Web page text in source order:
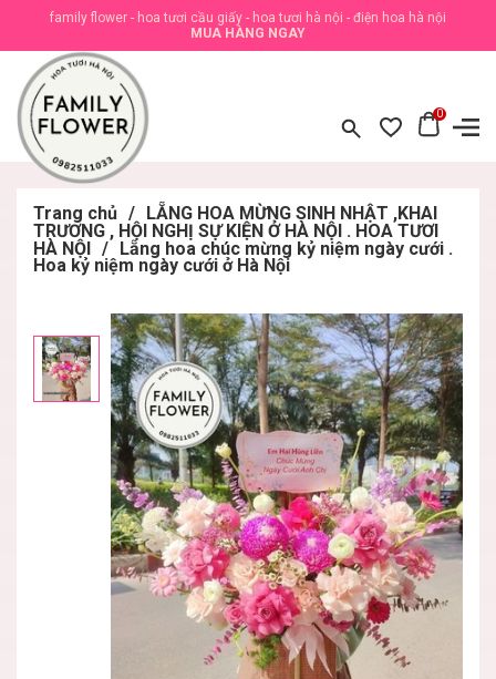
family flower - hoa tươi cầu giấy - hoa tươi hà nội - điện hoa hà nội
MUA HÀNG NGAY
0
Trang chủ / LẴNG HOA MỪNG SINH NHẬT ,KHAI
TRƯƠNG , HỘI NGHỊ SỰ KIỆN Ở HÀ NỘI . HOA TƯƠI
HÀ NỘI / Lẵng hoa chúc mừng kỷ niệm ngày cưới .
Hoa kỷ niệm ngày cưới ở Hà Nội